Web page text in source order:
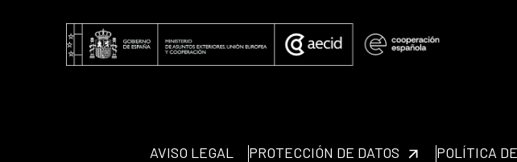
AVISO LEGAL PROTECCIÓN DE DATOS POLÍTICA